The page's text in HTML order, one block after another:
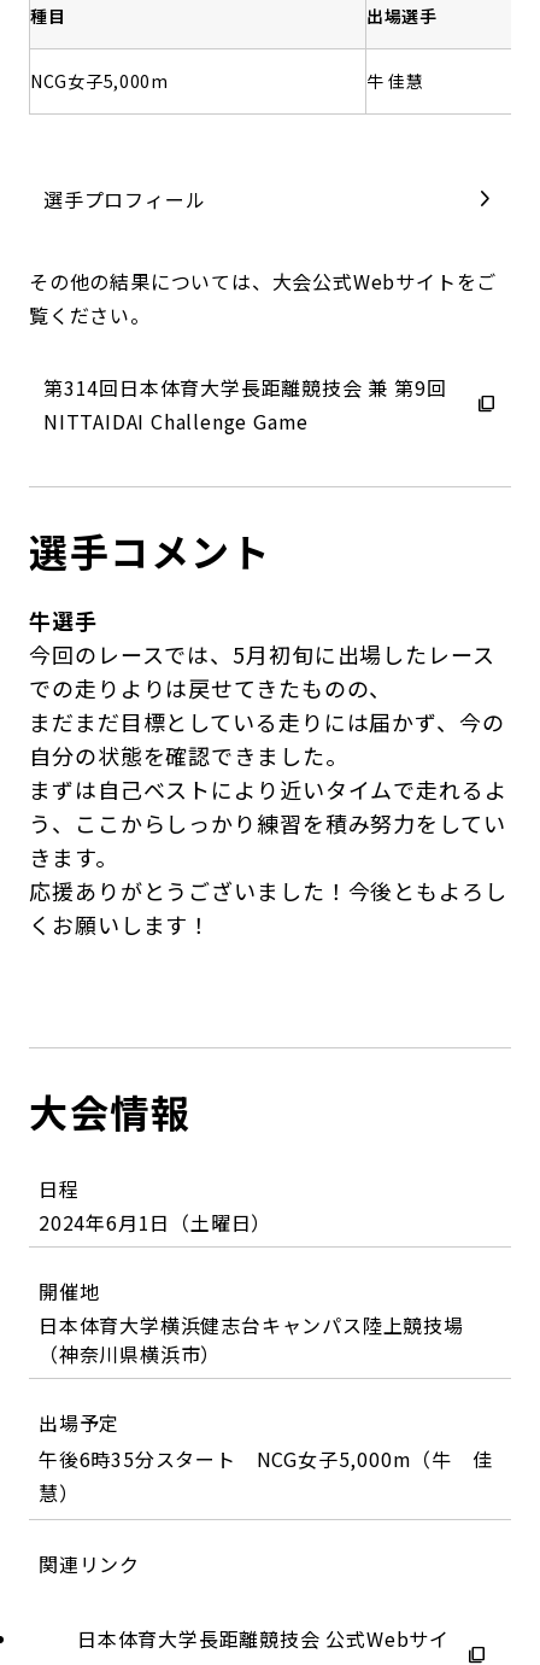
種目 出場選手
NCG女子5,000m 牛 佳慧
選手プロフィール
その他の結果については、大会公式Webサイトをご
覧ください。
第314回日本体育大学長距離競技会 兼 第9回
NITTAIDAI Challenge Game
選手コメント
牛選手
今回のレースでは、5月初旬に出場したレース
での走りよりは戻せてきたものの、
まだまだ目標としている走りには届かず、今の
自分の状態を確認できました。
まずは自己ベストにより近いタイムで走れるよ
う、ここからしっかり練習を積み努力をしてい
きます。
応援ありがとうございました！今後ともよろし
くお願いします！
大会情報
日程
2024年6月1日（土曜日）
開催地
日本体育大学横浜健志台キャンパス陸上競技場
（神奈川県横浜市）
出場予定
午後6時35分スタート NCG女子5,000m（牛 佳
慧）
関連リンク
日本体育大学長距離競技会 公式Webサイ